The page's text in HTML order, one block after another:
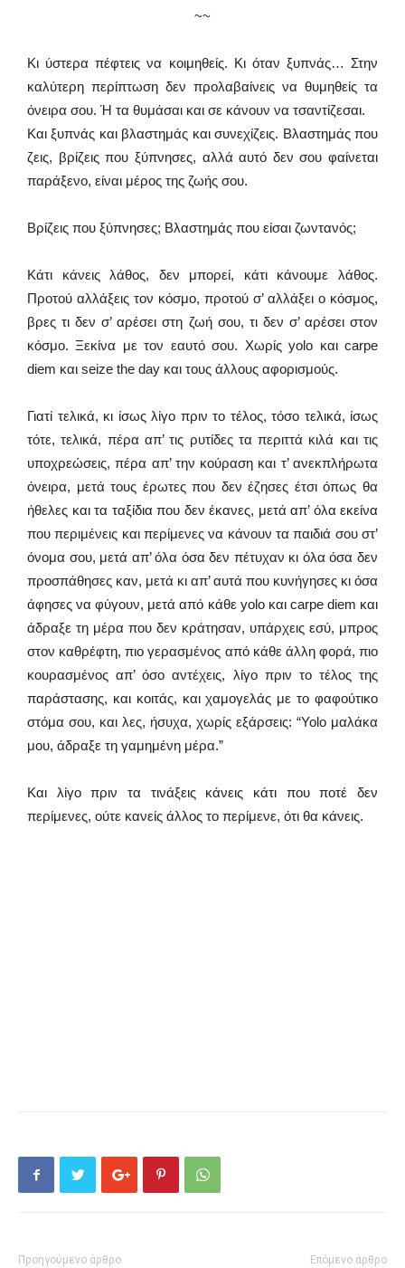
~~
Κι ύστερα πέφτεις να κοιμηθείς. Κι όταν ξυπνάς… Στην
καλύτερη περίπτωση δεν προλαβαίνεις να θυμηθείς τα
όνειρα σου. Ή τα θυμάσαι και σε κάνουν να τσαντίζεσαι.
Και ξυπνάς και βλαστημάς και συνεχίζεις. Βλαστημάς που
ζεις, βρίζεις που ξύπνησες, αλλά αυτό δεν σου φαίνεται
παράξενο, είναι μέρος της ζωής σου.
Βρίζεις που ξύπνησες; Βλαστημάς που είσαι ζωντανός;
Κάτι κάνεις λάθος, δεν μπορεί, κάτι κάνουμε λάθος.
Προτού αλλάξεις τον κόσμο, προτού σ’ αλλάξει ο κόσμος,
βρες τι δεν σ’ αρέσει στη ζωή σου, τι δεν σ’ αρέσει στον
κόσμο. Ξεκίνα με τον εαυτό σου. Χωρίς yolo και carpe
diem και seize the day και τους άλλους αφορισμούς.
Γιατί τελικά, κι ίσως λίγο πριν το τέλος, τόσο τελικά, ίσως
τότε, τελικά, πέρα απ’ τις ρυτίδες τα περιττά κιλά και τις
υποχρεώσεις, πέρα απ’ την κούραση και τ’ ανεκπλήρωτα
όνειρα, μετά τους έρωτες που δεν έζησες έτσι όπως θα
ήθελες και τα ταξίδια που δεν έκανες, μετά απ’ όλα εκείνα
που περιμένεις και περίμενες να κάνουν τα παιδιά σου στ’
όνομα σου, μετά απ’ όλα όσα δεν πέτυχαν κι όλα όσα δεν
προσπάθησες καν, μετά κι απ’ αυτά που κυνήγησες κι όσα
άφησες να φύγουν, μετά από κάθε yolo και carpe diem και
άδραξε τη μέρα που δεν κράτησαν, υπάρχεις εσύ, μπρος
στον καθρέφτη, πιο γερασμένος από κάθε άλλη φορά, πιο
κουρασμένος απ’ όσο αντέχεις, λίγο πριν το τέλος της
παράστασης, και κοιτάς, και χαμογελάς με το φαφούτικο
στόμα σου, και λες, ήσυχα, χωρίς εξάρσεις: “Yolo μαλάκα
μου, άδραξε τη γαμημένη μέρα.”
Και λίγο πριν τα τινάξεις κάνεις κάτι που ποτέ δεν
περίμενες, ούτε κανείς άλλος το περίμενε, ότι θα κάνεις.
Προηγούμενο άρθρο Επόμενο άρθρο